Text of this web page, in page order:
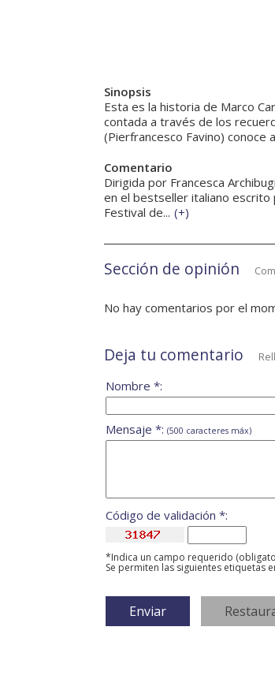
Sinopsis
Esta es la historia de Marco
contada a través de los
(Pierfrancesco Favino) conoce
Comentario
Dirigida por Francesca
en el bestseller italiano escrito
Festival de... (+)
Sección de opinión
No hay comentarios por el
Deja tu comentario
Nombre *:
Mensaje *: (500 caracteres máx)
Código de validación *:
*Indica un campo requerido
Se permiten las siguientes etiquetas